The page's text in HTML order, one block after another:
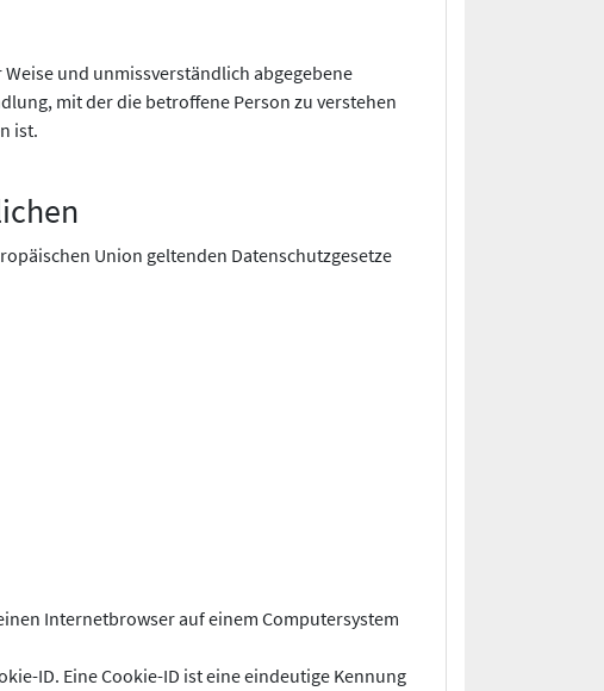
und unmissverständlich abgegebene
mit der die betroffene Person zu verstehen
ist.
Union geltenden Datenschutzgesetze
Internetbrowser auf einem Computersystem
ID. Eine Cookie-ID ist eine eindeutige Kennung